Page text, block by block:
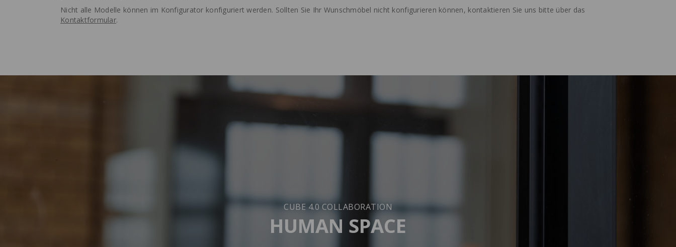
Nicht alle Modelle können im Konfigurator konfiguriert werden. Sollten Sie Ihr Wunschmöbel nicht konfigurieren können, kontaktieren Sie uns bitte über das
Kontaktformular.
CUBE 4.0 COLLABORATION
HUMAN SPACE